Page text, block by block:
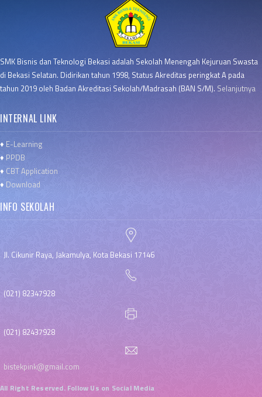
SMK Bisnis dan Teknologi Bekasi adalah Sekolah Menengah Kejuruan Swasta
di Bekasi Selatan. Didirikan tahun 1998, Status Akreditas peringkat A pada
tahun 2019 oleh Badan Akreditasi Sekolah/Madrasah (BAN S/M). Selanjutnya
INTERNAL LINK
♦ E-Learning
♦ PPDB
♦ CBT Application
♦ Download
INFO SEKOLAH
Jl. Cikunir Raya, Jakamulya, Kota Bekasi 17146
(021) 82347928
(021) 82437928
bistekpink@gmail.com
All Right Reserved. Follow Us on Social Media